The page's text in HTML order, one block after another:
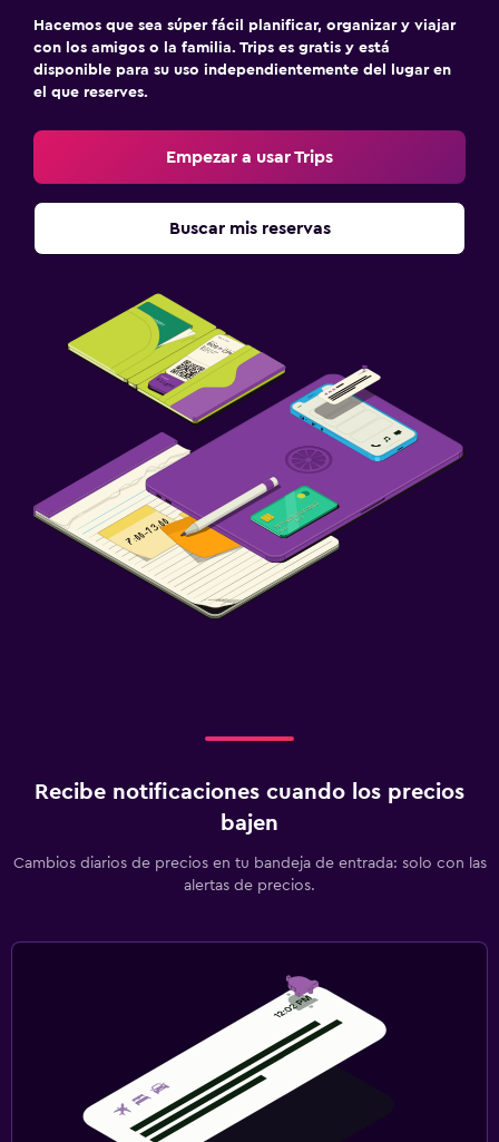
Hacemos que sea súper fácil planificar, organizar y viajar
con los amigos o la familia. Trips es gratis y está
disponible para su uso independientemente del lugar en
el que reserves.
Empezar a usar Trips
Buscar mis reservas
Recibe notificaciones cuando los precios
bajen
Cambios diarios de precios en tu bandeja de entrada: solo con las
alertas de precios.